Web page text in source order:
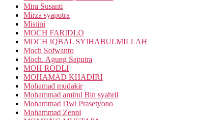
Mira Susanti
Mirza syaputra
Mistini
MOCH FARIDLO
MOCH IQBAL SYIHABULMILLAH
Moch Sofwanto
Moch. Agung Saputra
MOH RODLI
MOHAMAD KHADIRI
Mohamad mudakir
Mohammad amirul Bin syahril
Mohammad Dwi Prasetyono
Mohammad Zenni